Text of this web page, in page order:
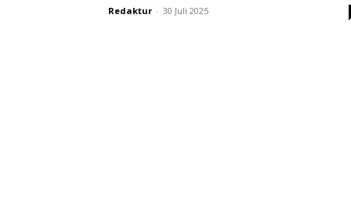
Redaktur - 30 Juli 2025